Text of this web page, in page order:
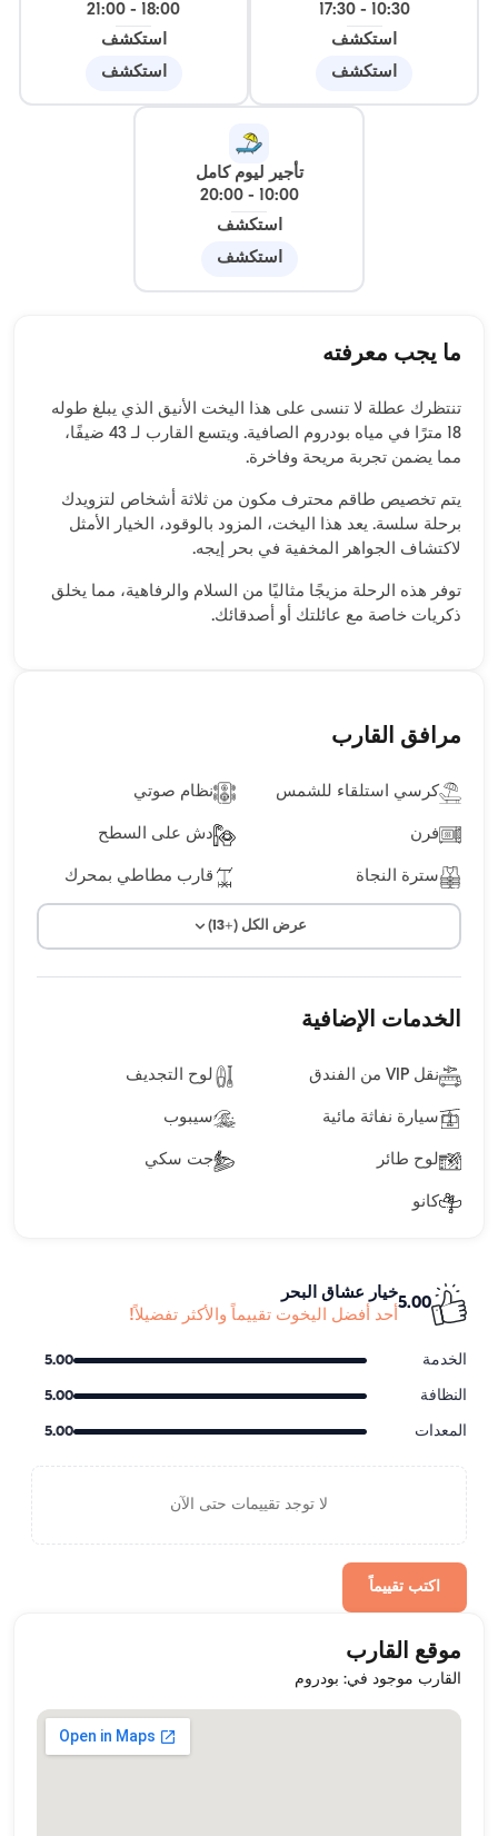
10:30
-
17:30
استكشف
استكشف
18:00
-
21:00
استكشف
استكشف
تأجير ليوم كامل
10:00
-
20:00
استكشف
استكشف
ما يجب معرفته
تنتظرك عطلة لا تنسى على هذا اليخت الأنيق الذي يبلغ طوله
18 مترًا في مياه بودروم الصافية. ويتسع القارب لـ 43 ضيفًا،
مما يضمن تجربة مريحة وفاخرة.
يتم تخصيص طاقم محترف مكون من ثلاثة أشخاص لتزويدك
برحلة سلسة. يعد هذا اليخت، المزود بالوقود، الخيار الأمثل
لاكتشاف الجواهر المخفية في بحر إيجه.
توفر هذه الرحلة مزيجًا مثاليًا من السلام والرفاهية، مما يخلق
ذكريات خاصة مع عائلتك أو أصدقائك.
مرافق القارب
كرسي استلقاء للشمس نظام صوتي
فرن دش على السطح
سترة النجاة قارب مطاطي بمحرك
عرض الكل (+13)
الخدمات الإضافية
نقل VIP من الفندق لوح التجديف
سيارة نفاثة مائية سيبوب
لوح طائر جت سكي
كانو
5.00
خيار عشاق البحر
أحد أفضل اليخوت تقييماً والأكثر تفضيلاً!
الخدمة 5.00
النظافة 5.00
المعدات 5.00
لا توجد تقييمات حتى الآن
اكتب تقييماً
موقع القارب
القارب موجود في: بودروم